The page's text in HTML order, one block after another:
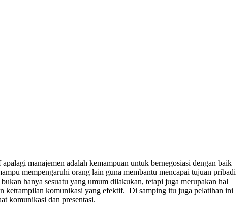
manajemen adalah kemampuan untuk bernegosiasi dengan baik
mempengaruhi orang lain guna membantu mencapai tujuan pribadi
hanya sesuatu yang umum dilakukan, tetapi juga merupakan hal
ketrampilan komunikasi yang efektif. Di samping itu juga pelatihan ini
komunikasi dan presentasi.